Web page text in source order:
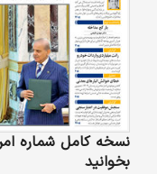
نسخه کامل شماره
بخوانید